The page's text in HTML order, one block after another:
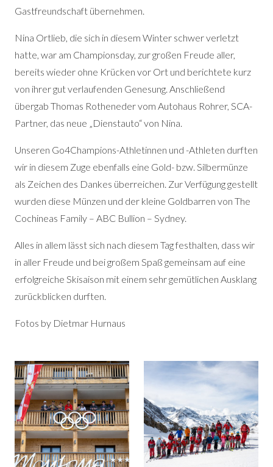
Gastfreundschaft übernehmen.
Nina Ortlieb, die sich in diesem Winter schwer verletzt
hatte, war am Championsday, zur großen Freude aller,
bereits wieder ohne Krücken vor Ort und berichtete kurz
von ihrer gut verlaufenden Genesung. Anschließend
übergab Thomas Rotheneder vom Autohaus Rohrer, SCA-
Partner, das neue „Dienstauto“ von Nina.
Unseren Go4Champions-Athletinnen und -Athleten durften
wir in diesem Zuge ebenfalls eine Gold- bzw. Silbermünze
als Zeichen des Dankes überreichen. Zur Verfügung gestellt
wurden diese Münzen und der kleine Goldbarren von The
Cochineas Family – ABC Bullion – Sydney.
Alles in allem lässt sich nach diesem Tag festhalten, dass wir
in aller Freude und bei großem Spaß gemeinsam auf eine
erfolgreiche Skisaison mit einem sehr gemütlichen Ausklang
zurückblicken durften.
Fotos by Dietmar Hurnaus